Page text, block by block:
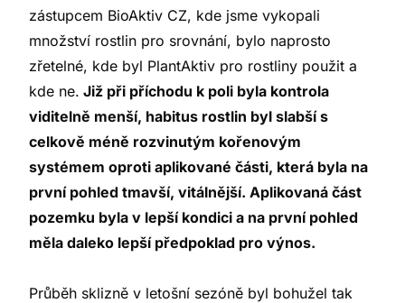
zástupcem BioAktiv CZ, kde jsme vykopali
množství rostlin pro srovnání, bylo naprosto
zřetelné, kde byl PlantAktiv pro rostliny použit a
kde ne. Již při příchodu k poli byla kontrola
viditelně menší, habitus rostlin byl slabší s
celkově méně rozvinutým kořenovým
systémem oproti aplikované části, která byla na
první pohled tmavší, vitálnější. Aplikovaná část
pozemku byla v lepší kondici a na první pohled
měla daleko lepší předpoklad pro výnos.
Průběh sklizně v letošní sezóně byl bohužel tak